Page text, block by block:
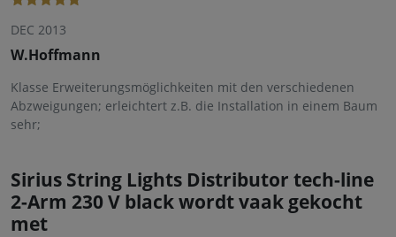
DEC 2013
W.Hoffmann
Klasse Erweiterungsmöglichkeiten mit den verschiedenen
Abzweigungen; erleichtert z.B. die Installation in einem Baum
sehr;
Sirius String Lights Distributor tech-line
2-Arm 230 V black wordt vaak gekocht
met